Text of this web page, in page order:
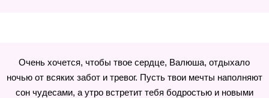
Очень хочется, чтобы твое сердце, Валюша, отдыхало
ночью от всяких забот и тревог. Пусть твои мечты наполняют
сон чудесами, а утро встретит тебя бодростью и новыми